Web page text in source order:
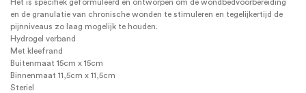
Het is specifiek geformuleerd en ontworpen om de wondbedvoorbereiding
en de granulatie van chronische wonden te stimuleren en tegelijkertijd de
pijnniveaus zo laag mogelijk te houden.
Hydrogel verband
Met kleefrand
Buitenmaat 15cm x 15cm
Binnenmaat 11,5cm x 11,5cm
Steriel